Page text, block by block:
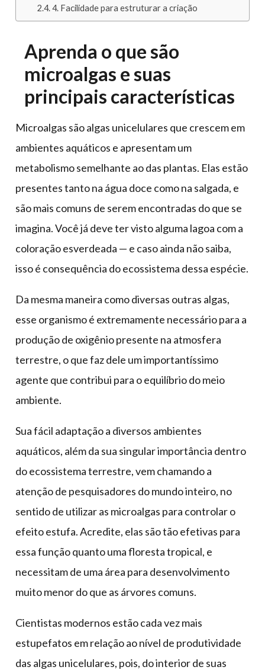
4. Facilidade para estruturar a criação
Aprenda o que são
microalgas e suas
principais características
Microalgas são algas unicelulares que crescem em
ambientes aquáticos e apresentam um
metabolismo semelhante ao das plantas. Elas estão
presentes tanto na água doce como na salgada, e
são mais comuns de serem encontradas do que se
imagina. Você já deve ter visto alguma lagoa com a
coloração esverdeada — e caso ainda não saiba,
isso é consequência do ecossistema dessa espécie.
Da mesma maneira como diversas outras algas,
esse organismo é extremamente necessário para a
produção de oxigênio presente na atmosfera
terrestre, o que faz dele um importantíssimo
agente que contribui para o equilíbrio do meio
ambiente.
Sua fácil adaptação a diversos ambientes
aquáticos, além da sua singular importância dentro
do ecossistema terrestre, vem chamando a
atenção de pesquisadores do mundo inteiro, no
sentido de utilizar as microalgas para controlar o
efeito estufa. Acredite, elas são tão efetivas para
essa função quanto uma floresta tropical, e
necessitam de uma área para desenvolvimento
muito menor do que as árvores comuns.
Cientistas modernos estão cada vez mais
estupefatos em relação ao nível de produtividade
das algas unicelulares, pois, do interior de suas